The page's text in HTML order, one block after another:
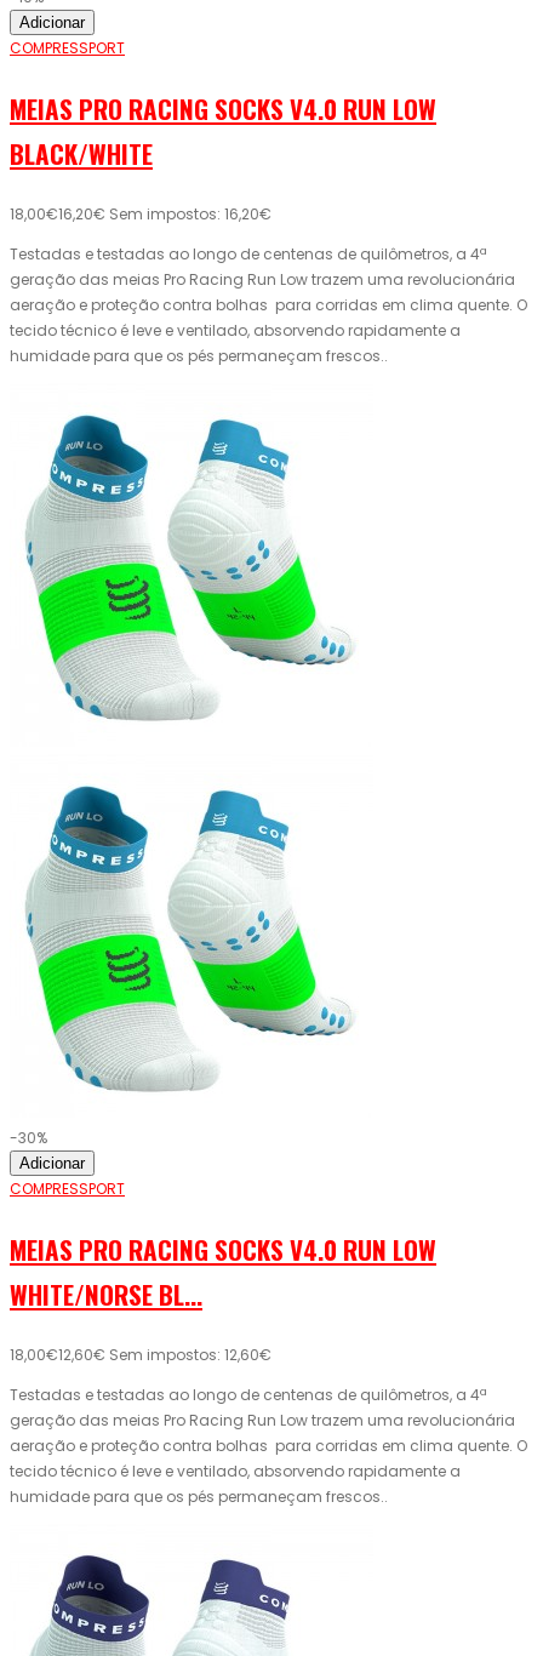
Adicionar
COMPRESSPORT
MEIAS PRO RACING SOCKS V4.0 RUN LOW
BLACK/WHITE
18,00€16,20€ Sem impostos: 16,20€
Testadas e testadas ao longo de centenas de quilômetros, a 4ª
geração das meias Pro Racing Run Low trazem uma revolucionária
aeração e proteção contra bolhas para corridas em clima quente. O
tecido técnico é leve e ventilado, absorvendo rapidamente a
humidade para que os pés permaneçam frescos..
-30%
Adicionar
COMPRESSPORT
MEIAS PRO RACING SOCKS V4.0 RUN LOW
WHITE/NORSE BL...
18,00€12,60€ Sem impostos: 12,60€
Testadas e testadas ao longo de centenas de quilômetros, a 4ª
geração das meias Pro Racing Run Low trazem uma revolucionária
aeração e proteção contra bolhas para corridas em clima quente. O
tecido técnico é leve e ventilado, absorvendo rapidamente a
humidade para que os pés permaneçam frescos..